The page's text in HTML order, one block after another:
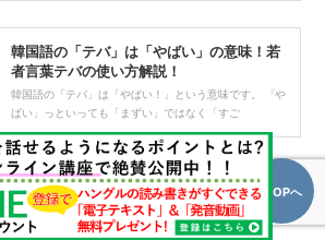
韓国語の「テバ」は「やばい」の意味！若
者言葉テバの使い方解説！
韓国語の「テバ」は「やばい！」という意味です。 「や
ばい」っといっても「まずい」ではなく「すご
TOPへ